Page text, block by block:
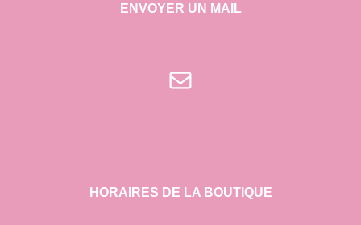
ENVOYER UN MAIL
E-mail
HORAIRES DE LA BOUTIQUE